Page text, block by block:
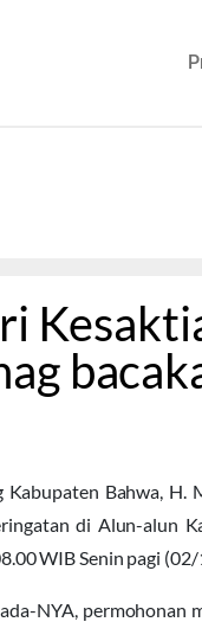
Kabupaten Bahwa, H.
di Alun-alun
WIB Senin pagi (02/
NYA, permohonan